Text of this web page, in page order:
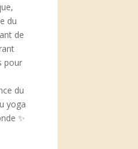
du
de
pour
du
yoga
✨